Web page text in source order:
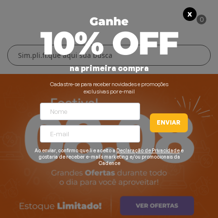
0
X
Ganhe
10% OFF
na primeira compra
Cadastre-se para receber novidades e promoções
exclusivas por e-mail
ENVIAR
Ao enviar, confirmo que li e aceito aDeclaração de Privacidadee
gostaria de receber e-mails marketing e/ou promocionais da
Cadence
Cozinha
Blenders
Liquidificadores
Grills e Sanduicheiras
Chaleiras Elétricas
Lar
Ferros e Passadeiras
Conforto Térmico
Aquecedores
Climatizadores
Ventiladores
Cuidados Pessoais
Escovas Secadoras
Cortadores de Cabelo
Pranchas